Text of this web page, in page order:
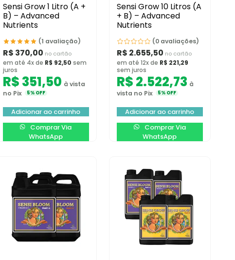
Sensi Grow 1 Litro (A +
B) – Advanced
Nutrients
(1 avaliação)
R$ 370,00 no cartão
em até 4x de R$ 92,50 sem
juros
R$351,50 à vista
no Pix
5% OFF
Adicionar ao carrinho
Comprar Via
WhatsApp
Sensi Grow 10 Litros (A
+ B) – Advanced
Nutrients
(0 avaliações)
R$ 2.655,50 no cartão
em até 12x de R$ 221,29
sem juros
R$2.522,73 à
vista no Pix
5% OFF
Adicionar ao carrinho
Comprar Via
WhatsApp